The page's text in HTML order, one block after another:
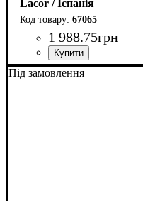
Lacor / Іспанія
67065
1 988.75грн
Під замовлення